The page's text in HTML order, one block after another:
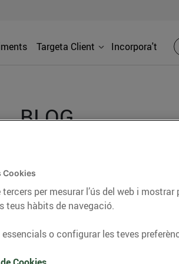
Targeta Client Incorpora't
BLOG
informació d’actualitat
territori i molts altres temes.
SALUDABLES ENERGIA
Cookies
per mesurar l’ús del web i
teus hàbits de navegació.
o configurar les teves